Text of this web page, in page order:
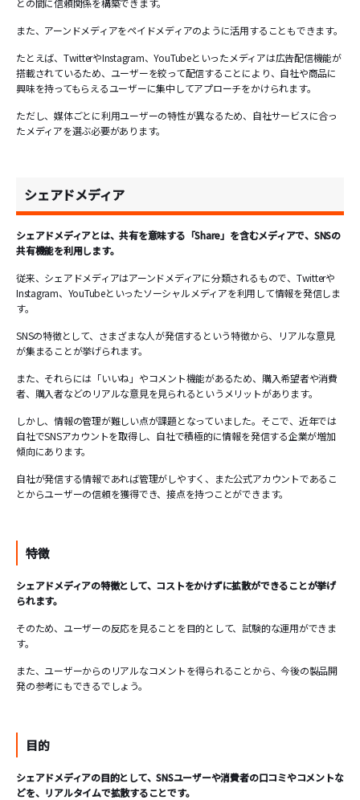
との間に信頼関係を構築できます。
また、アーンドメディアをペイドメディアのように活用することもできます。
たとえば、TwitterやInstagram、YouTubeといったメディアは広告配信機能が
搭載されているため、ユーザーを絞って配信することにより、自社や商品に
興味を持ってもらえるユーザーに集中してアプローチをかけられます。
ただし、媒体ごとに利用ユーザーの特性が異なるため、自社サービスに合っ
たメディアを選ぶ必要があります。
シェアドメディア
シェアドメディアとは、共有を意味する「Share」を含むメディアで、SNSの
共有機能を利用します。
従来、シェアドメディアはアーンドメディアに分類されるもので、Twitterや
Instagram、YouTubeといったソーシャルメディアを利用して情報を発信しま
す。
SNSの特徴として、さまざまな人が発信するという特徴から、リアルな意見
が集まることが挙げられます。
また、それらには「いいね」やコメント機能があるため、購入希望者や消費
者、購入者などのリアルな意見を見られるというメリットがあります。
しかし、情報の管理が難しい点が課題となっていました。そこで、近年では
自社でSNSアカウントを取得し、自社で積極的に情報を発信する企業が増加
傾向にあります。
自社が発信する情報であれば管理がしやすく、また公式アカウントであるこ
とからユーザーの信頼を獲得でき、接点を持つことができます。
特徴
シェアドメディアの特徴として、コストをかけずに拡散ができることが挙げ
られます。
そのため、ユーザーの反応を見ることを目的として、試験的な運用ができま
す。
また、ユーザーからのリアルなコメントを得られることから、今後の製品開
発の参考にもできるでしょう。
目的
シェアドメディアの目的として、SNSユーザーや消費者の口コミやコメントな
どを、リアルタイムで拡散することです。